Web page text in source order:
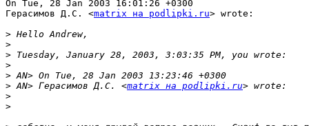
On Tue, 28 Jan 2003 16:01:26 +0300
Герасимов Д.С. <matrix на podlipki.ru> wrote:
>
>
>
>
>
> AN> Герасимов Д.С. <matrix на podlipki.ru
>
>